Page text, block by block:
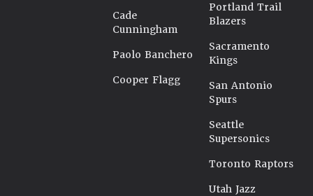
Cade
Cunningham
Paolo Banchero
Cooper Flagg
Portland Trail
Blazers
Sacramento
Kings
San Antonio
Spurs
Seattle
Supersonics
Toronto Raptors
Utah Jazz